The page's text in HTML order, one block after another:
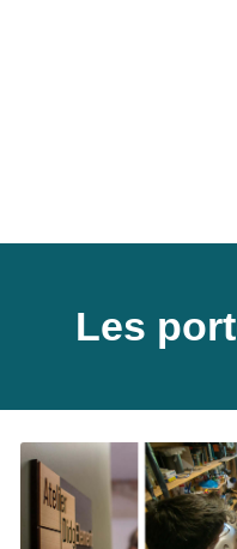
Les